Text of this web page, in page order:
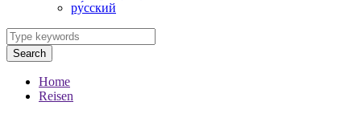
ру́сский
Search
Home
Reisen